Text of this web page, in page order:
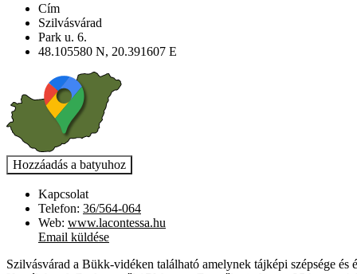
Cím
Szilvásvárad
Park u. 6.
48.105580 N, 20.391607 E
Kapcsolat
Telefon: 36/564-064
Web: www.lacontessa.hu
Email küldése
Szilvásvárad a Bükk-vidéken található amelynek tájképi szépsége